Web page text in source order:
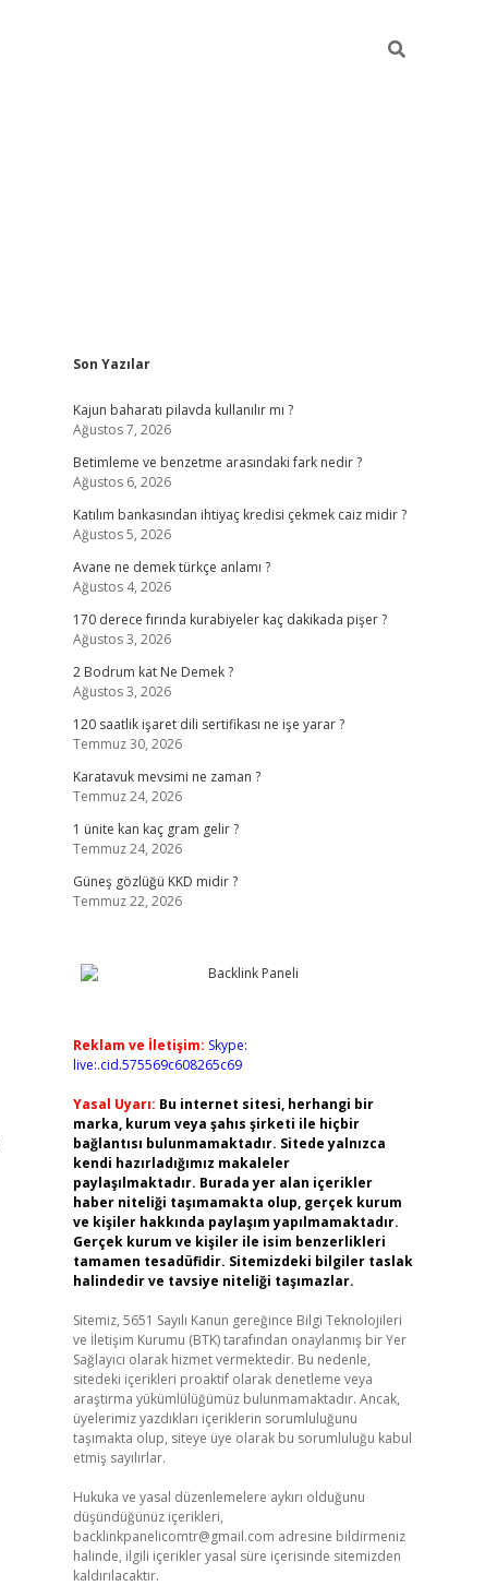
Sidebar
Son Yazılar
Kajun baharatı pilavda kullanılır mı ?
Ağustos 7, 2026
Betimleme ve benzetme arasındaki fark nedir ?
Ağustos 6, 2026
Katılım bankasından ihtiyaç kredisi çekmek caiz midir ?
Ağustos 5, 2026
Avane ne demek türkçe anlamı ?
Ağustos 4, 2026
170 derece fırında kurabiyeler kaç dakikada pişer ?
Ağustos 3, 2026
2 Bodrum kat Ne Demek ?
Ağustos 3, 2026
120 saatlik işaret dili sertifikası ne işe yarar ?
Temmuz 30, 2026
Karatavuk mevsimi ne zaman ?
Temmuz 24, 2026
1 ünite kan kaç gram gelir ?
Temmuz 24, 2026
Güneş gözlüğü KKD midir ?
Temmuz 22, 2026
Reklam ve İletişim: Skype:
live:.cid.575569c608265c69
Yasal Uyarı: Bu internet sitesi, herhangi bir
marka, kurum veya şahıs şirketi ile hiçbir
bağlantısı bulunmamaktadır. Sitede yalnızca
kendi hazırladığımız makaleler
paylaşılmaktadır. Burada yer alan içerikler
haber niteliği taşımamakta olup, gerçek kurum
ve kişiler hakkında paylaşım yapılmamaktadır.
Gerçek kurum ve kişiler ile isim benzerlikleri
tamamen tesadüfidir. Sitemizdeki bilgiler taslak
halindedir ve tavsiye niteliği taşımazlar.
Sitemiz, 5651 Sayılı Kanun gereğince Bilgi Teknolojileri
ve İletişim Kurumu (BTK) tarafından onaylanmış bir Yer
Sağlayıcı olarak hizmet vermektedir. Bu nedenle,
sitedeki içerikleri proaktif olarak denetleme veya
araştırma yükümlülüğümüz bulunmamaktadır. Ancak,
üyelerimiz yazdıkları içeriklerin sorumluluğunu
taşımakta olup, siteye üye olarak bu sorumluluğu kabul
etmiş sayılırlar.
Hukuka ve yasal düzenlemelere aykırı olduğunu
düşündüğünüz içerikleri,
backlinkpanelicomtr@gmail.com adresine bildirmeniz
halinde, ilgili içerikler yasal süre içerisinde sitemizden
kaldırılacaktır.